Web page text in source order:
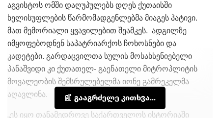
აგვისტოს ომში დაღუპულებს დღეს ქუთაისში
ხელისუფლების წარმომადგენლებმა მიაგეს პატივი.
მათ მემორიალი ყვავილებით შეამკეს. ადგილზე
იმყოფებოდნენ საპატრიარქოს ჩოხოსნები და
კადეტები. გარდაცვილთა სულის მოსახსენიებელი
პანაშვიდი კი ქუთათელ- გაენათელი მიტროპლიტის
მოვალეობის შემსრულებელმა იონე გამრეკელმა
აღავლინა.
„ეს იყო თანამედროვე საქართველოს ისტორიაში
📰 გააგრძელე კითხვა...